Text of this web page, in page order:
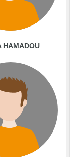
HAMADOU